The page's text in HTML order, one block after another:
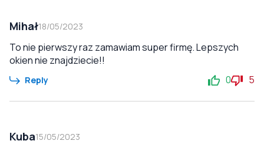
Mihał18/05/2023
To nie pierwszy raz zamawiam super firmę. Lepszych
okien nie znajdziecie!!
Reply 0 5
Kuba15/05/2023